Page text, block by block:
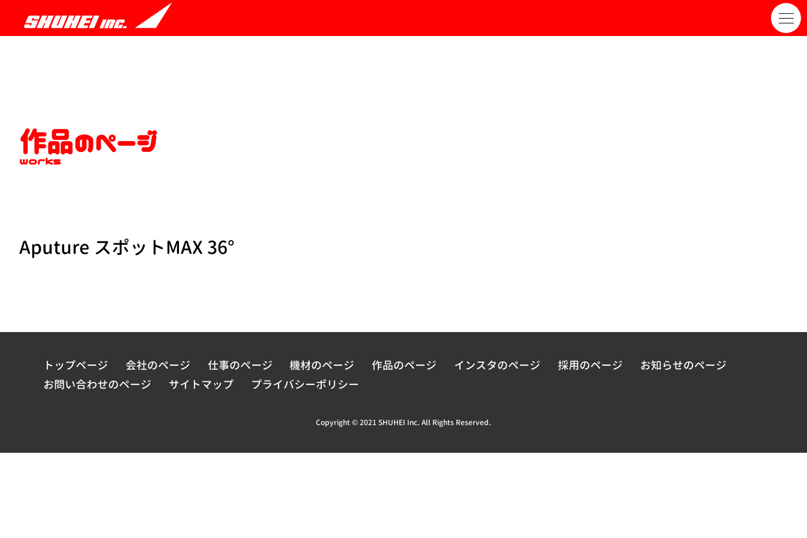
作品のページ
works
Aputure スポットMAX 36°
トップページ 会社のページ 仕事のページ 機材のページ 作品のページ インスタのページ 採用のページ
お知らせのページ
お問い合わせのページ
サイトマップ プライバシーポリシー
Copyright © 2021 SHUHEI Inc. All Rights Reserved.